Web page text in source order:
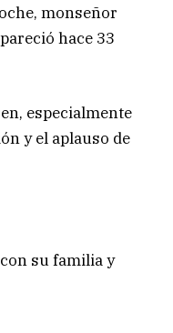
monseñor
hace 33
especialmente
y el aplauso de
su familia y